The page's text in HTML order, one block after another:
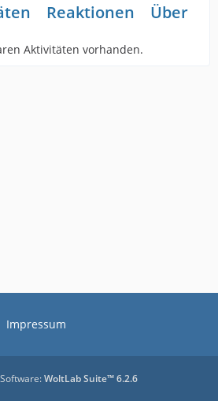
Reaktionen Über
Aktivitäten vorhanden.
Impressum
WoltLab Suite™ 6.2.6